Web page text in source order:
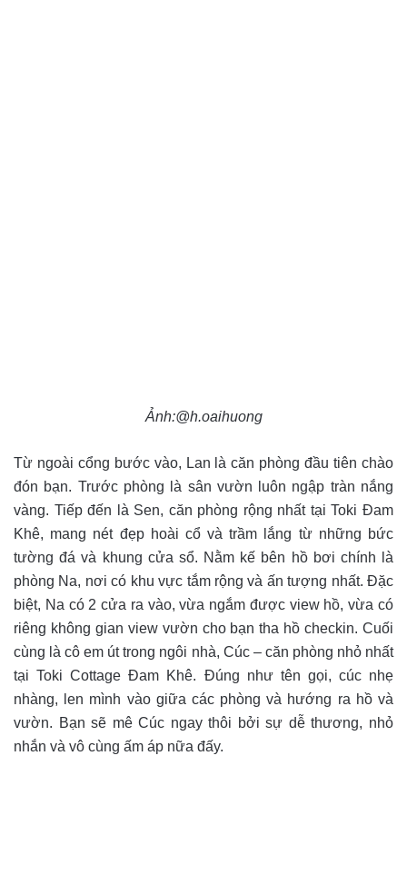
Ảnh:@h.oaihuong
Từ ngoài cổng bước vào, Lan là căn phòng đầu tiên chào
đón bạn. Trước phòng là sân vườn luôn ngập tràn nắng
vàng. Tiếp đến là Sen, căn phòng rộng nhất tại Toki Đam
Khê, mang nét đẹp hoài cổ và trầm lắng từ những bức
tường đá và khung cửa sổ. Nằm kế bên hồ bơi chính là
phòng Na, nơi có khu vực tắm rộng và ấn tượng nhất. Đặc
biệt, Na có 2 cửa ra vào, vừa ngắm được view hồ, vừa có
riêng không gian view vườn cho bạn tha hồ checkin. Cuối
cùng là cô em út trong ngôi nhà, Cúc – căn phòng nhỏ nhất
tại Toki Cottage Đam Khê. Đúng như tên gọi, cúc nhẹ
nhàng, len mình vào giữa các phòng và hướng ra hồ và
vườn. Bạn sẽ mê Cúc ngay thôi bởi sự dễ thương, nhỏ
nhắn và vô cùng ấm áp nữa đấy.